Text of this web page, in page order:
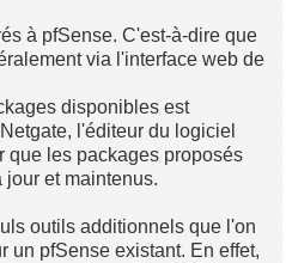
à pfSense. C'est-à-dire que
via l'interface web de
disponibles est
l'éditeur du logiciel
que les packages proposés
jour et maintenus.
outils additionnels que l'on
un pfSense existant. En effet,